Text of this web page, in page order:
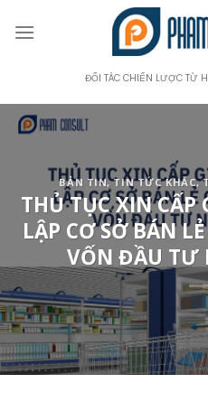
ĐỐI TÁC CHIẾN LƯỢC TỪ
BẢN TIN,TIN TỨC KHÁC,
THỦ TỤC XIN CẤP
LẬP CƠ SỞ BÁN
VỐN ĐẦU TƯ